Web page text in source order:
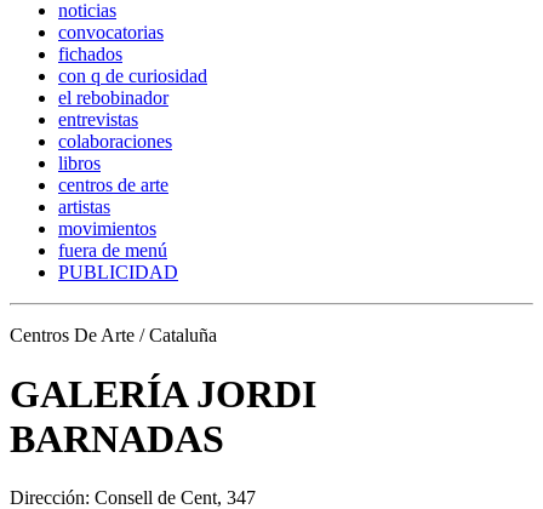
noticias
convocatorias
fichados
con q de curiosidad
el rebobinador
entrevistas
colaboraciones
libros
centros de arte
artistas
movimientos
fuera de menú
PUBLICIDAD
Centros De Arte / Cataluña
GALERÍA JORDI
BARNADAS
Dirección: Consell de Cent, 347